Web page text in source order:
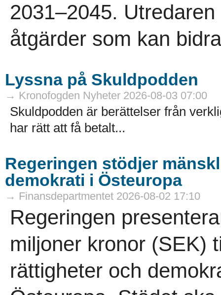
2031–2045.
åtgärder som kan
Lyssna på Skuldpodden
→ Kronofogden Nyheter 2026-08-03 07:00
Skuldpodden är berättelser från
har rätt att få betalt...
Regeringen stödjer
demokrati i Östeuropa
→ Finansdepartmentet 2026-08-02 17:10
Regeringen
miljoner kronor (SEK)
rättigheter och